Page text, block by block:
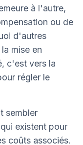
à l'autre,
ou de
d'autres
mise en
c'est vers la
régler le
sembler
existent pour
coûts associés.